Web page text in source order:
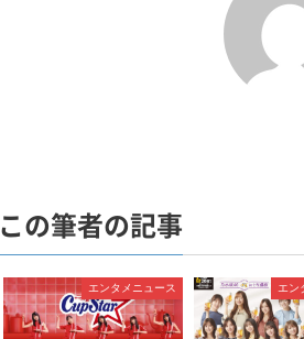
この筆者の記事
エンタメニュース エン